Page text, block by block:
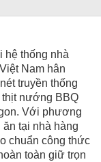
hệ thống nhà
Nam hân
truyền thống
thịt nướng BBQ
Với phương
ăn tại nhà hàng
chuẩn công thức
toàn giữ trọn